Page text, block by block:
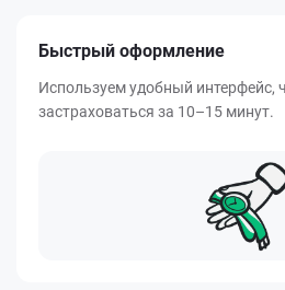
Быстрый оформление
Используем удобный интерфейс,
застраховаться за 10–15 минут.